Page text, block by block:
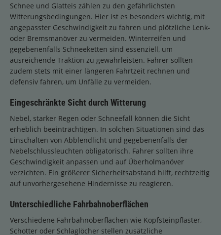
Schnee und Glatteis zählen zu den gefährlichsten
Witterungsbedingungen. Hier ist es besonders wichtig, mit
angepasster Geschwindigkeit zu fahren und plötzliche Lenk-
oder Bremsmanöver zu vermeiden. Winterreifen und
gegebenenfalls Schneeketten sind essenziell, um
ausreichende Traktion zu gewährleisten. Fahrer sollten
zudem stets mit einer längeren Fahrtzeit rechnen und
defensiv fahren, um Unfälle zu vermeiden.
Eingeschränkte Sicht durch Witterung
Nebel, starker Regen oder Schneefall können die Sicht
erheblich beeinträchtigen. In solchen Situationen sind das
Einschalten von Abblendlicht und gegebenenfalls der
Nebelschlussleuchten obligatorisch. Fahrer sollten ihre
Geschwindigkeit anpassen und auf Überholmanöver
verzichten. Ein größerer Sicherheitsabstand hilft, rechtzeitig
auf unvorhergesehene Hindernisse zu reagieren.
Unterschiedliche Fahrbahnoberflächen
Verschiedene Fahrbahnoberflächen wie Kopfsteinpflaster,
Schotter oder Schlaglöcher stellen zusätzliche